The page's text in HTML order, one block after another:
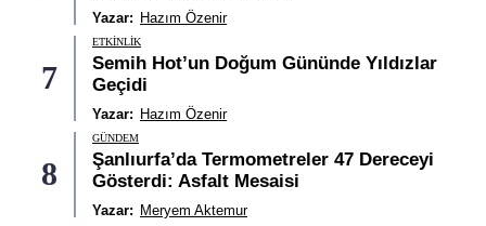
Yazar: Hazım Özenir
7
ETKINLIK
Semih Hot’un Doğum Gününde Yıldızlar
Geçidi
Yazar: Hazım Özenir
8
GÜNDEM
Şanlıurfa’da Termometreler 47 Dereceyi
Gösterdi: Asfalt Mesaisi
Yazar: Meryem Aktemur